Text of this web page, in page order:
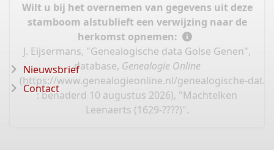
Wilt u bij het overnemen van gegevens uit deze
stamboom alstublieft een verwijzing naar de
herkomst opnemen:
J. Eijsermans, "Genealogische data Golse Genen",
database, Genealogie Online
(https://www.genealogieonline.nl/genealogische-
: benaderd 10 augustus 2026), "Machtelken
Leenaerts (1629-????)".
Nieuwsbrief
Contact